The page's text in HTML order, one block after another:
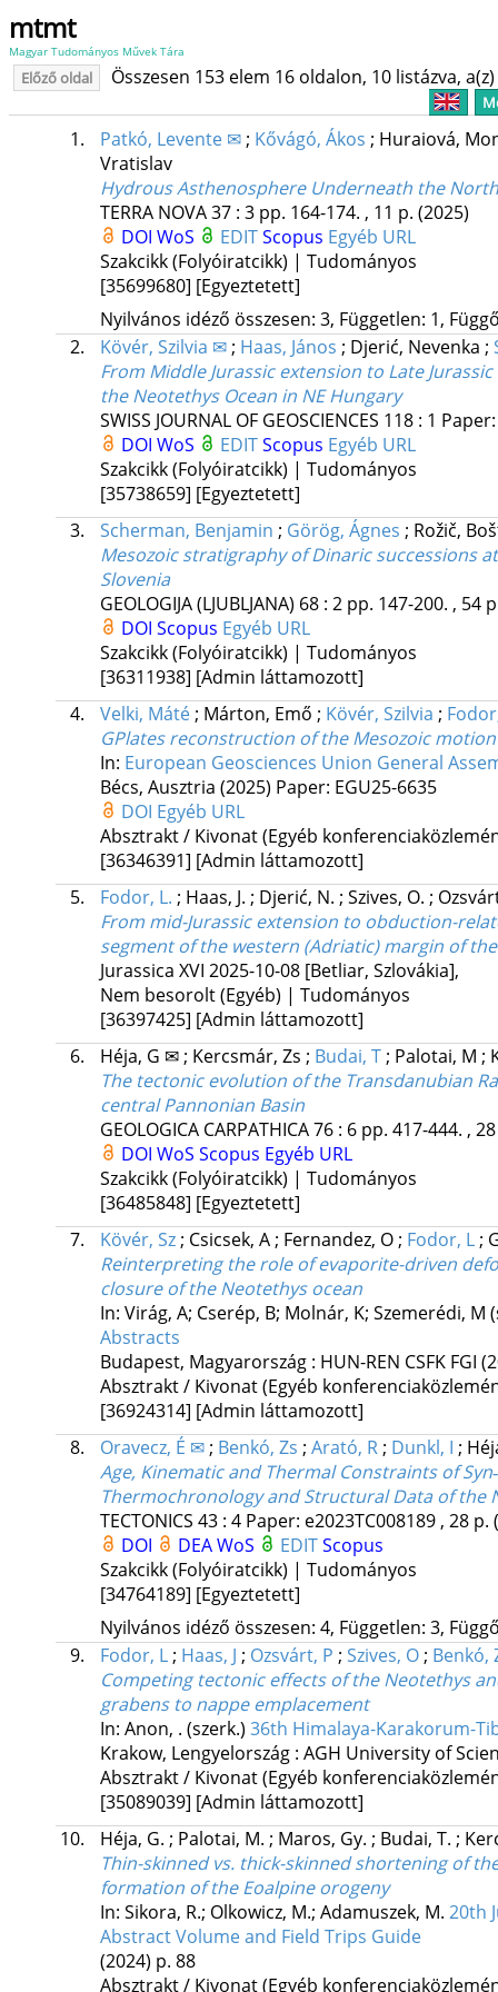
mtmt
Magyar Tudományos Művek Tára
Előző oldal Összesen 153 elem 16 oldalon, 10 listázva,
1. Patkó, Levente ✉; Kővágó, Ákos ; Huraiová,
Vratislav
Hydrous Asthenosphere Underneath the
TERRA NOVA37: 3 pp. 164-174. , 11 p. (2025)
DOI WoS EDITScopus Egyéb URL
Szakcikk (Folyóiratcikk) | Tudományos
[35699680] [Egyeztetett]
Nyilvános idéző összesen: 3, Független: 1,
2.
Kövér, Szilvia ✉; Haas, János ; Djerić, Nevenka ;
From Middle Jurassic extension to Late
the Neotethys Ocean in NE Hungary
SWISS JOURNAL OF GEOSCIENCES 118: 1
DOI WoS EDITScopus Egyéb URL
Szakcikk (Folyóiratcikk) | Tudományos
[35738659] [Egyeztetett]
3.
Scherman, Benjamin ; Görög, Ágnes ; Rožič,
Mesozoic stratigraphy of Dinaric successions
Slovenia
GEOLOGIJA (LJUBLJANA) 68: 2 pp. 147-200. , 54
DOI Scopus Egyéb URL
Szakcikk (Folyóiratcikk) | Tudományos
[36311938] [Admin láttamozott]
4.
Velki, Máté; Márton, Emő ; Kövér, Szilvia ;
GPlates reconstruction of the Mesozoic
In: European Geosciences Union General
Bécs, Ausztria (2025) Paper: EGU25-6635
DOI Egyéb URL
Absztrakt / Kivonat (Egyéb
[36346391] [Admin láttamozott]
5.
Fodor, L. ; Haas, J. ; Djerić, N. ; Szives, O. ;
From mid-Jurassic extension to obduction-
segment of the western (Adriatic) margin of
Jurassica XVI 2025-10-08 [Betliar, Szlovákia],
Nem besorolt (Egyéb) | Tudományos
[36397425] [Admin láttamozott]
6.
Héja, G ✉; Kercsmár, Zs ; Budai, T; Palotai, M ;
The tectonic evolution of the Transdanubian
central Pannonian Basin
GEOLOGICA CARPATHICA76: 6 pp. 417-444. ,
DOI WoS Scopus Egyéb URL
Szakcikk (Folyóiratcikk) | Tudományos
[36485848] [Egyeztetett]
7.
Kövér, Sz; Csicsek, A; Fernandez, O; Fodor, L;
Reinterpreting the role of evaporite-driven
closure of the Neotethys ocean
In: Virág, A; Cserép, B; Molnár, K; Szemerédi, M
Abstracts
Budapest, Magyarország : HUN-REN CSFK FGI
Absztrakt / Kivonat (Egyéb
[36924314] [Admin láttamozott]
8.
Oravecz, É ✉; Benkó, Zs ; Arató, R; Dunkl, I ;
Age, Kinematic and Thermal Constraints of
Thermochronology and Structural Data of the
TECTONICS 43: 4 Paper: e2023TC008189 , 28 p.
DOI
DEAWoS EDITScopus
Szakcikk (Folyóiratcikk) | Tudományos
[34764189] [Egyeztetett]
Nyilvános idéző összesen: 4, Független: 3,
9.
Fodor, L; Haas, J ; Ozsvárt, P ; Szives, O; Benkó,
Competing tectonic effects of the Neotethys
grabens to nappe emplacement
In: Anon, . (szerk.) 36th Himalaya-Karakorum-
Krakow, Lengyelország : AGH University of
Absztrakt / Kivonat (Egyéb
[35089039] [Admin láttamozott]
10.
Héja, G. ; Palotai, M. ; Maros, Gy. ; Budai, T. ;
Thin-skinned vs. thick-skinned shortening of
formation of the Eoalpine orogeny
In: Sikora, R.; Olkowicz, M.; Adamuszek, M. 20th
Abstract Volume and Field Trips Guide
(2024) p. 88
Absztrakt / Kivonat (Egyéb